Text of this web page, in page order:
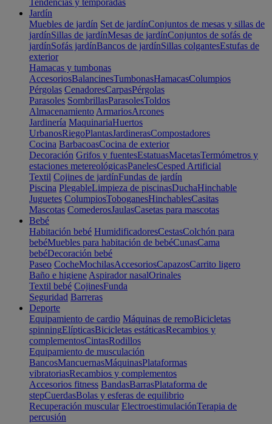
Tendencias y temporadas
Jardín
Muebles de jardín Set de jardínConjuntos de mesas y sillas de
jardínSillas de jardínMesas de jardínConjuntos de sofás de
jardínSofás jardínBancos de jardínSillas colgantesEstufas de
exterior
Hamacas y tumbonas
AccesoriosBalancinesTumbonasHamacasColumpios
Pérgolas CenadoresCarpasPérgolas
Parasoles SombrillasParasolesToldos
Almacenamiento ArmariosArcones
Jardinería MaquinariaHuertos
UrbanosRiegoPlantasJardinerasCompostadores
Cocina BarbacoasCocina de exterior
Decoración Grifos y fuentesEstatuasMacetasTermómetros y
estaciones metereológicasPanelesCesped Artificial
Textil Cojines de jardínFundas de jardín
Piscina PlegableLimpieza de piscinasDuchaHinchable
Juguetes ColumpiosToboganesHinchablesCasitas
Mascotas ComederosJaulasCasetas para mascotas
Bebé
Habitación bebé HumidificadoresCestasColchón para
bebéMuebles para habitación de bebéCunasCama
bebéDecoración bebé
Paseo CocheMochilasAccesoriosCapazosCarrito ligero
Baño e higiene Aspirador nasalOrinales
Textil bebé CojinesFunda
Seguridad Barreras
Deporte
Equipamiento de cardio Máquinas de remoBicicletas
spinningElípticasBicicletas estáticasRecambios y
complementosCintasRodillos
Equipamiento de musculación
BancosMancuernasMáquinasPlataformas
vibratoriasRecambios y complementos
Accesorios fitness BandasBarrasPlataforma de
stepCuerdasBolas y esferas de equilibrio
Recuperación muscular ElectroestimulaciónTerapia de
percusión